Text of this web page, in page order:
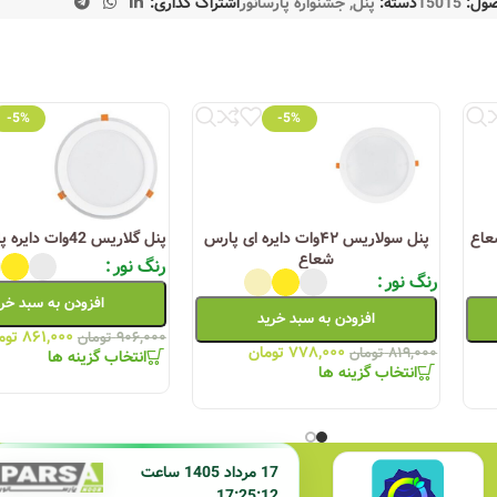
با ارائه محصولات اصلی، کیفیت بالای محصولات را تضمین کرده و خدمات پس از
چراغ‌های توکار، چراغ‌های خطی و پنل‌های سقفی استفاده کنید.
دانلود لیست
شعاع
-5%
پنل سولاریس ۴۲وات دایره ای پارس
شعاع
رنگ نور
افزودن به سبد خرید
۸۱۹,۰۰۰ تومان ۷۷۸,۰۰۰تومان
انتخاب گزینه ها
-5%
پنل گلاریس 42وات دایره پارس شعاع
رنگ نور
افزودن به سبد
۹۰۶,۰۰۰ تومان ۸۶۱,۰۰۰
انتخاب گزینه ها
17 مرداد 1405 ساعت